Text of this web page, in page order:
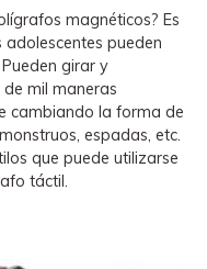
magnéticos? Es
pueden
girar y
mil maneras
cambiando la forma de
espadas, etc.
que puede utilizarse
táctil.